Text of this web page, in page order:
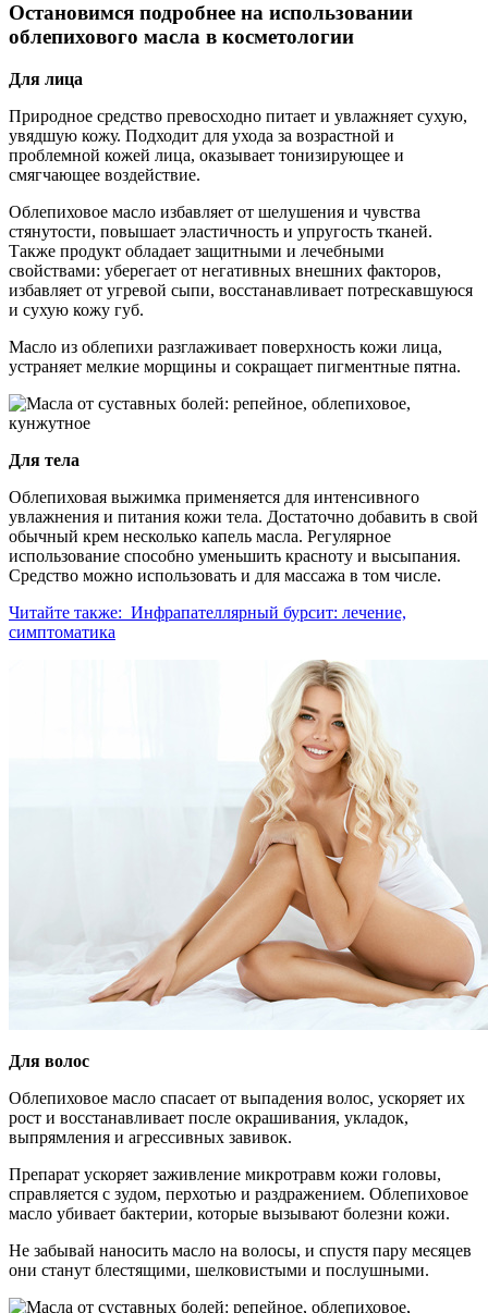
Остановимся подробнее на использовании
облепихового масла в косметологии
Для лица
Природное средство превосходно питает и увлажняет сухую,
увядшую кожу. Подходит для ухода за возрастной и
проблемной кожей лица, оказывает тонизирующее и
смягчающее воздействие.
Облепиховое масло избавляет от шелушения и чувства
стянутости, повышает эластичность и упругость тканей.
Также продукт обладает защитными и лечебными
свойствами: уберегает от негативных внешних факторов,
избавляет от угревой сыпи, восстанавливает потрескавшуюся
и сухую кожу губ.
Масло из облепихи разглаживает поверхность кожи лица,
устраняет мелкие морщины и сокращает пигментные пятна.
Для тела
Облепиховая выжимка применяется для интенсивного
увлажнения и питания кожи тела. Достаточно добавить в свой
обычный крем несколько капель масла. Регулярное
использование способно уменьшить красноту и высыпания.
Средство можно использовать и для массажа в том числе.
Читайте также: Инфрапателлярный бурсит: лечение,
симптоматика
Для волос
Облепиховое масло спасает от выпадения волос, ускоряет их
рост и восстанавливает после окрашивания, укладок,
выпрямления и агрессивных завивок.
Препарат ускоряет заживление микротравм кожи головы,
справляется с зудом, перхотью и раздражением. Облепиховое
масло убивает бактерии, которые вызывают болезни кожи.
Не забывай наносить масло на волосы, и спустя пару месяцев
они станут блестящими, шелковистыми и послушными.